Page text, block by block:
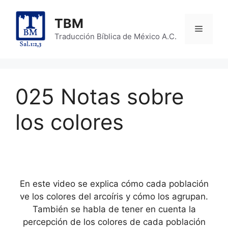
content
TBM
Traducción Bíblica de México A.C.
Menu
025 Notas sobre
los colores
En este video se explica cómo cada población
ve los colores del arcoíris y cómo los agrupan.
También se habla de tener en cuenta la
percepción de los colores de cada población